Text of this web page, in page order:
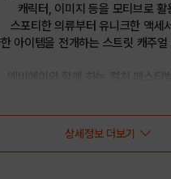
캐릭터, 이미지 등을 모티브로 활
스포티한 의류부터 유니크한 액세
아이템을 전개하는 스트릿 캐주
상세정보 더보기